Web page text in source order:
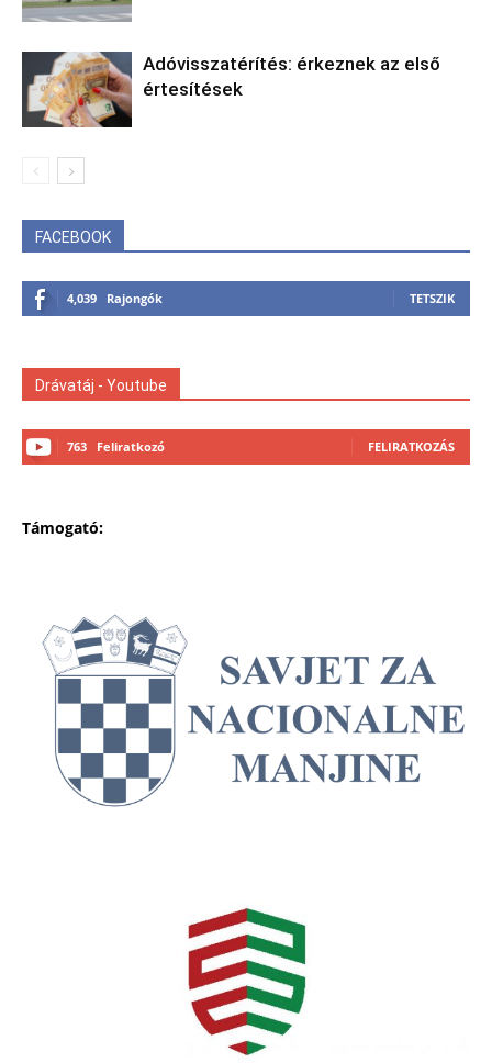
Adóvisszatérítés: érkeznek az első
értesítések
FACEBOOK
4,039 Rajongók TETSZIK
Drávatáj - Youtube
763 Feliratkozó FELIRATKOZÁS
Támogató: